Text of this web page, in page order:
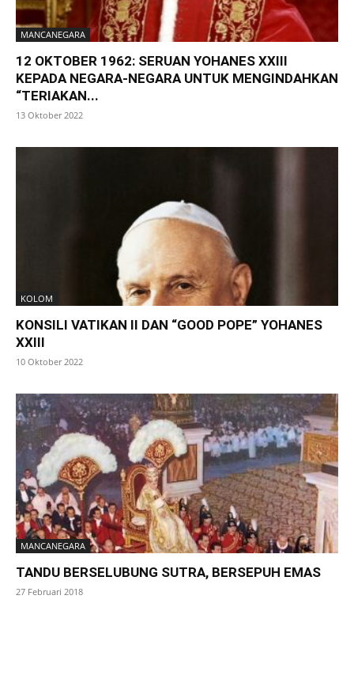
MANCANEGARA
12 OKTOBER 1962: SERUAN YOHANES XXIII
KEPADA NEGARA-NEGARA UNTUK MENGINDAHKAN
“TERIAKAN...
13 Oktober 2022
KOLOM
KONSILI VATIKAN II DAN “GOOD POPE” YOHANES
XXIII
10 Oktober 2022
MANCANEGARA
TANDU BERSELUBUNG SUTRA, BERSEPUH EMAS
27 Februari 2018